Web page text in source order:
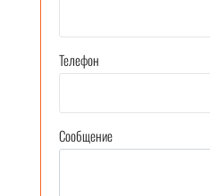
Телефон
Сообщение